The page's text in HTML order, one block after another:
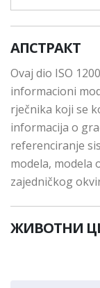
АПСТРАКТ
Ovaj dio ISO
informacioni
rječnika koji se
informacija o
referenciranje
modela, modela
zajedničkog
ЖИВОТНИ